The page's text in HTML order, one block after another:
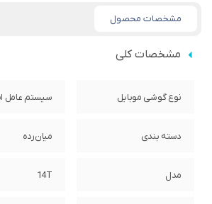
مشخصات محصول
مشخصات کلی
نوع گوشی موبایل سیستم عامل
دسته ‌بندی ‌میان‌رده
مدل 14T